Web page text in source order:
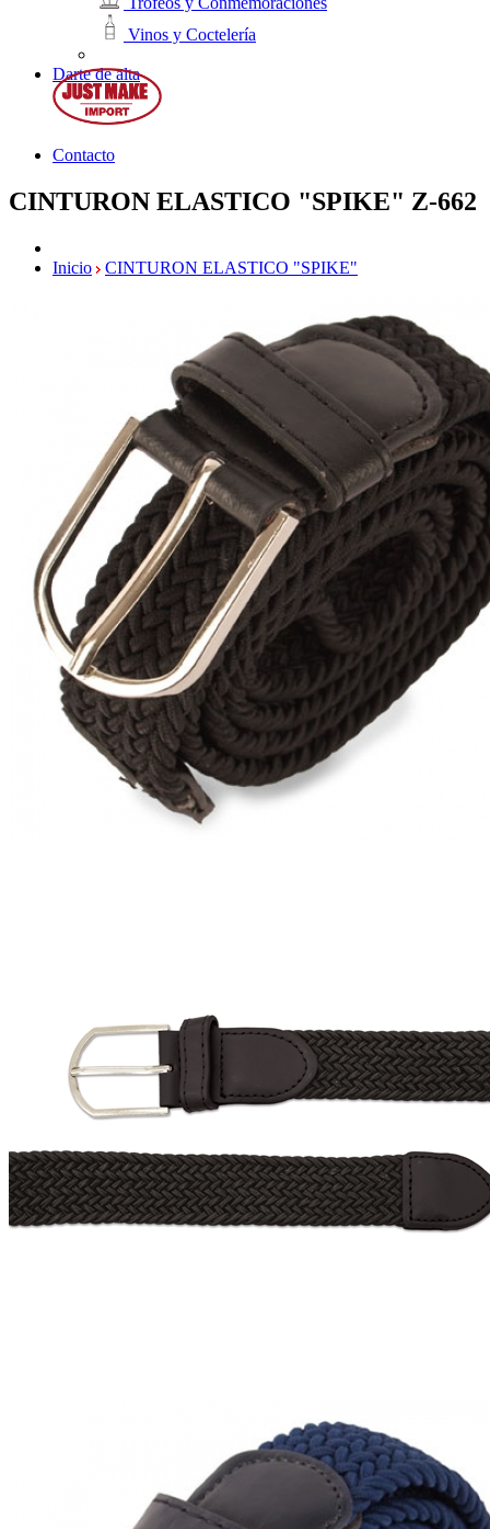
Vinos y Coctelería
Darte de alta
Contacto
CINTURON ELASTICO "SPIKE" Z-662
Inicio CINTURON ELASTICO "SPIKE"